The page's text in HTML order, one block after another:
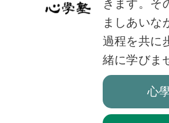
きます。そ
ましあいな
過程を共に
緒に学びま
心